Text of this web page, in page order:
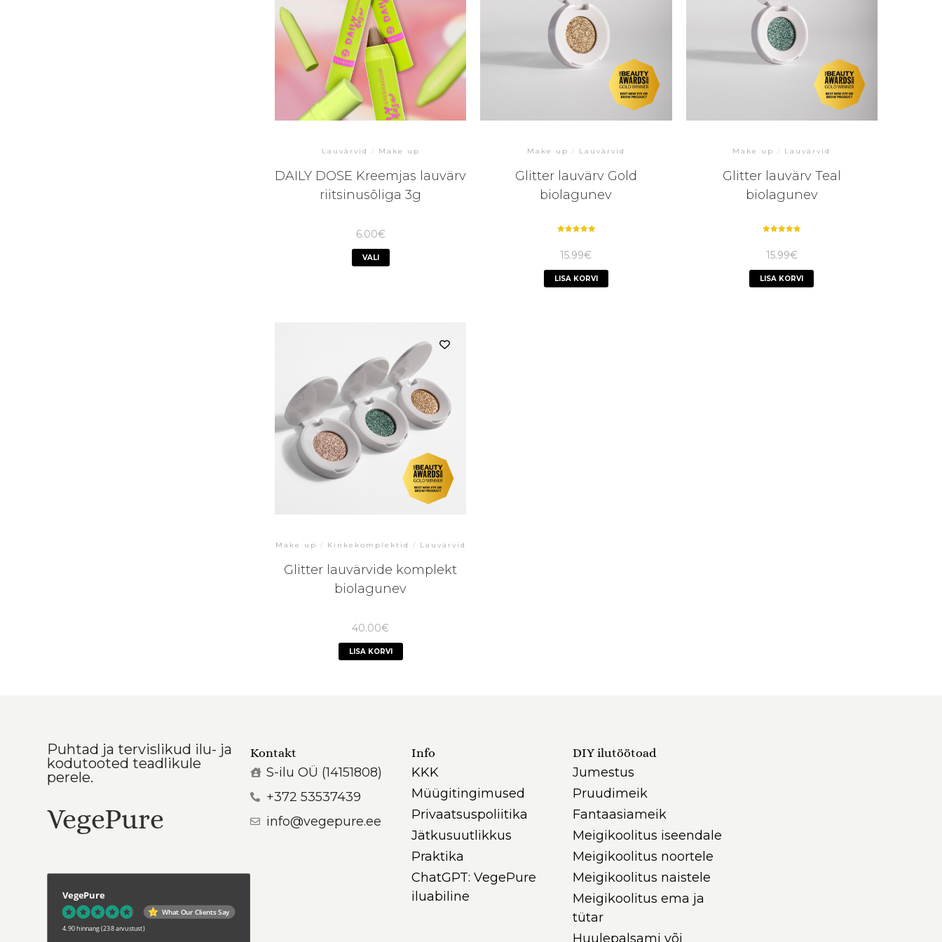
Lauvärvid / Make up
DAILY DOSE Kreemjas lauvärv
riitsinusõliga 3g
6.00€
VALI
Make up / Lauvärvid
Glitter lauvärv Gold
biolagunev
/ 5
15.99€
LISA KORVI
Make up / Lauvärvid
Glitter lauvärv Teal
biolagunev
/ 5
15.99€
LISA KORVI
Make up / Kinkekomplektid / Lauvärvid
Glitter lauvärvide komplekt
biolagunev
40.00€
LISA KORVI
Puhtad ja tervislikud ilu- ja
kodutooted teadlikule
perele.
VegePure
VegePure
What Our Clients Say
4.90 hinnang (238 arvustust)
Kontakt
S-ilu OÜ (14151808)
+372 53537439
info@vegepure.ee
Info
KKK
Müügitingimused
Privaatsuspoliitika
Jätkusuutlikkus
Praktika
ChatGPT: VegePure
iluabiline
DIY ilutöötoad
Jumestus
Pruudimeik
Fantaasiameik
Meigikoolitus iseendale
Meigikoolitus noortele
Meigikoolitus naistele
Meigikoolitus ema ja
tütar
Huulepalsami või